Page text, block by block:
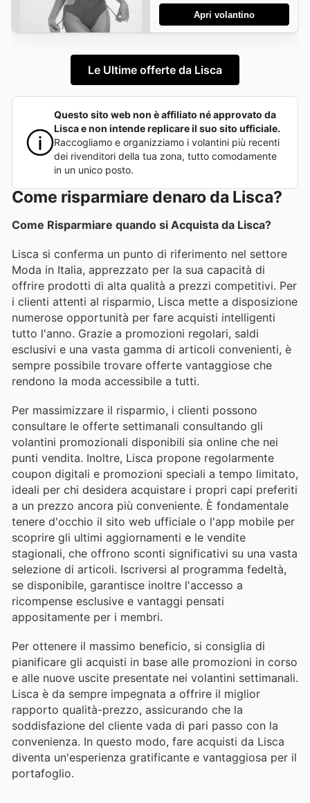
Apri volantino
Le Ultime offerte da Lisca
Questo sito web non è affiliato né approvato da
Lisca e non intende replicare il suo sito ufficiale.
Raccogliamo e organizziamo i volantini più recenti
dei rivenditori della tua zona, tutto comodamente
in un unico posto.
Come risparmiare denaro da Lisca?
Come Risparmiare quando si Acquista da Lisca?
Lisca si conferma un punto di riferimento nel settore
Moda in Italia, apprezzato per la sua capacità di
offrire prodotti di alta qualità a prezzi competitivi. Per
i clienti attenti al risparmio, Lisca mette a disposizione
numerose opportunità per fare acquisti intelligenti
tutto l'anno. Grazie a promozioni regolari, saldi
esclusivi e una vasta gamma di articoli convenienti, è
sempre possibile trovare offerte vantaggiose che
rendono la moda accessibile a tutti.
Per massimizzare il risparmio, i clienti possono
consultare le offerte settimanali consultando gli
volantini promozionali disponibili sia online che nei
punti vendita. Inoltre, Lisca propone regolarmente
coupon digitali e promozioni speciali a tempo limitato,
ideali per chi desidera acquistare i propri capi preferiti
a un prezzo ancora più conveniente. È fondamentale
tenere d'occhio il sito web ufficiale o l'app mobile per
scoprire gli ultimi aggiornamenti e le vendite
stagionali, che offrono sconti significativi su una vasta
selezione di articoli. Iscriversi al programma fedeltà,
se disponibile, garantisce inoltre l'accesso a
ricompense esclusive e vantaggi pensati
appositamente per i membri.
Per ottenere il massimo beneficio, si consiglia di
pianificare gli acquisti in base alle promozioni in corso
e alle nuove uscite presentate nei volantini settimanali.
Lisca è da sempre impegnata a offrire il miglior
rapporto qualità-prezzo, assicurando che la
soddisfazione del cliente vada di pari passo con la
convenienza. In questo modo, fare acquisti da Lisca
diventa un'esperienza gratificante e vantaggiosa per il
portafoglio.